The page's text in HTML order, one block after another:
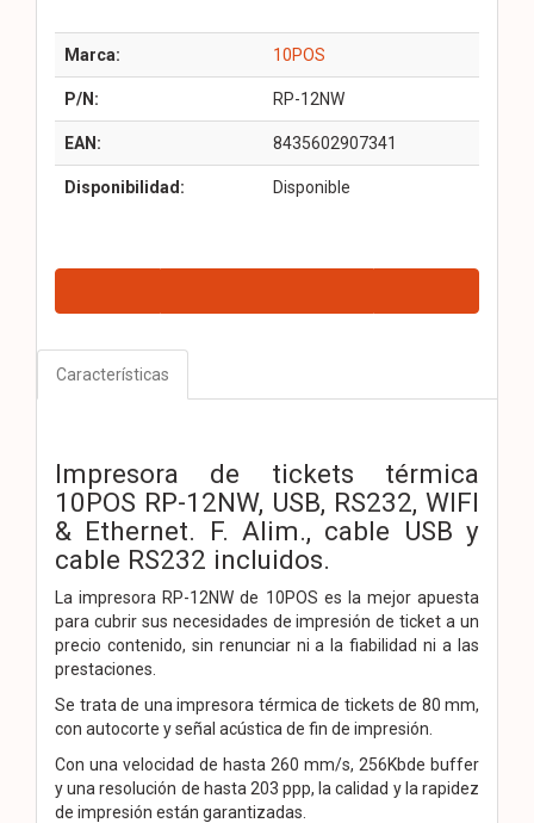
Marca: 10POS
P/N: RP-12NW
EAN: 8435602907341
Disponibilidad: Disponible
Características
Impresora de tickets térmica
10POS RP-12NW, USB, RS232, WIFI
& Ethernet. F. Alim., cable USB y
cable RS232 incluidos.
La impresora RP-12NW de 10POS es la mejor apuesta
para cubrir sus necesidades de impresión de ticket a un
precio contenido, sin renunciar ni a la fiabilidad ni a las
prestaciones.
Se trata de una impresora térmica de tickets de 80 mm,
con autocorte y señal acústica de fin de impresión.
Con una velocidad de hasta 260 mm/s, 256Kbde buffer
y una resolución de hasta 203 ppp, la calidad y la rapidez
de impresión están garantizadas.